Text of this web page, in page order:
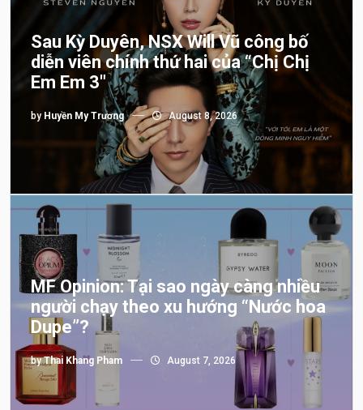
Sau Kỳ Duyên, NSX Will Vũ công bố
diễn viên chính thứ hai của “Chị Chị
Em Em 3″
by Huyền My Trương August 8, 2026
MF Opinion: Tại sao ngày càng nhiều
người chạy theo xu hướng “Nước hoa
Dupe”?
byThai Khang Pham August 7, 2026